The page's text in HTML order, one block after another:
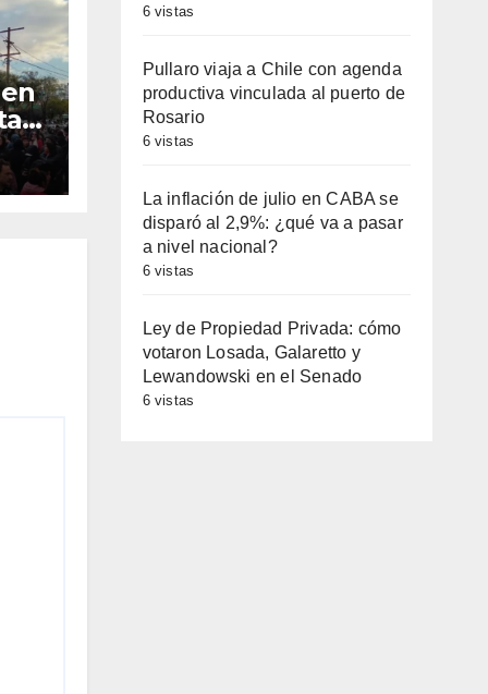
6 vistas
Pullaro viaja a Chile con agenda
productiva vinculada al puerto de
Rosario
6 vistas
La inflación de julio en CABA se
disparó al 2,9%: ¿qué va a pasar
a nivel nacional?
6 vistas
Ley de Propiedad Privada: cómo
votaron Losada, Galaretto y
Lewandowski en el Senado
6 vistas